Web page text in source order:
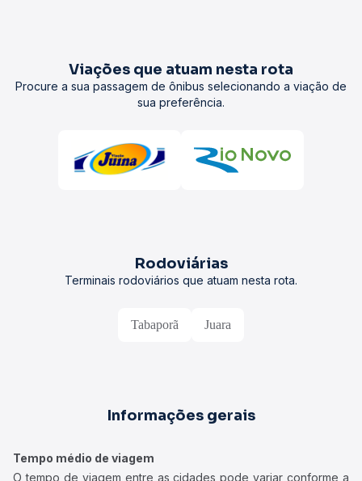
Viações que atuam nesta rota
Procure a sua passagem de ônibus selecionando a viação de
sua preferência.
Rodoviárias
Terminais rodoviários que atuam nesta rota.
Tabaporã Juara
Informações gerais
Tempo médio de viagem
O tempo de viagem entre as cidades pode variar conforme a